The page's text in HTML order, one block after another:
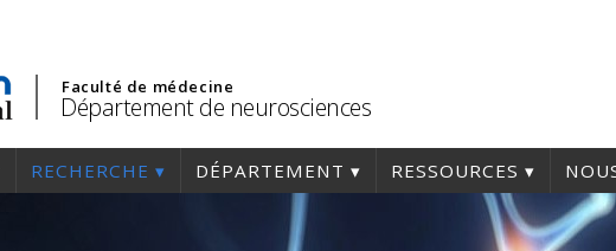
Faculté de médecine
Département de neurosciences
RECHERCHE DÉPARTEMENT RESSOURCES